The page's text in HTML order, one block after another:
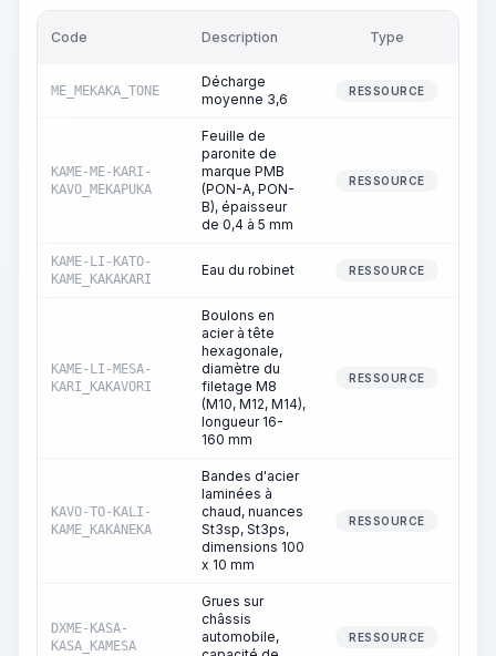
Code Description Type
ME_MEKAKA_TONE
Décharge
moyenne 3,6
RESSOURCE
KAME-ME-KARI-
KAVO_MEKAPUKA
Feuille de
paronite de
marque PMB
(PON-A, PON-
B), épaisseur
de 0,4 à 5 mm
RESSOURCE
KAME-LI-KATO-
KAME_KAKAKARI
Eau du robinet RESSOURCE
KAME-LI-MESA-
KARI_KAKAVORI
Boulons en
acier à tête
hexagonale,
diamètre du
filetage M8
(M10, M12, M14),
longueur 16-
160 mm
RESSOURCE
KAVO-TO-KALI-
KAME_KAKANEKA
Bandes d'acier
laminées à
chaud, nuances
St3sp, St3ps,
dimensions 100
x 10 mm
RESSOURCE
DXME-KASA-
KASA_KAMESA
Grues sur
châssis
automobile,
RESSOURCE